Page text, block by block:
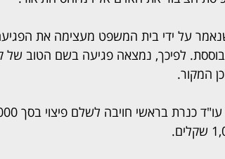
על ידי בית המשפט מעצימה את
לפיכך, נמצאה פגיעה בשם הטוב
המקור.